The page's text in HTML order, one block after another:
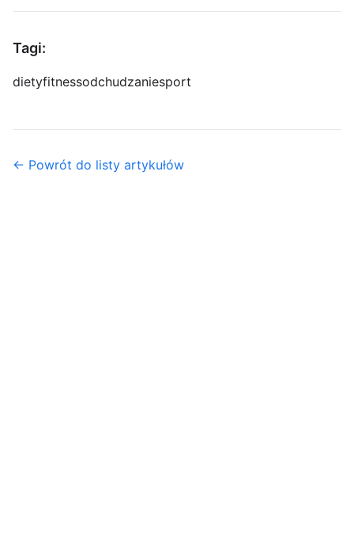
Tagi:
dietyfitnessodchudzaniesport
← Powrót do listy artykułów